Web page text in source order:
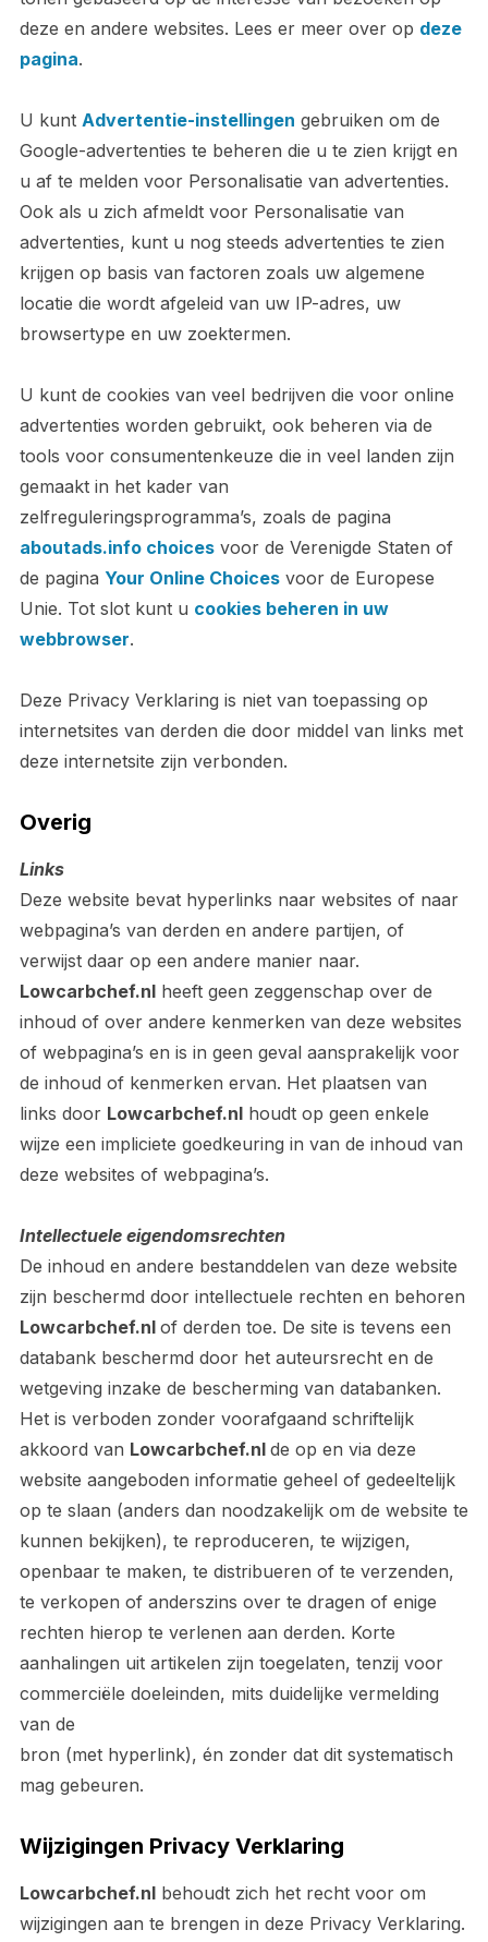
deze en andere websites. Lees er meer over op deze
pagina.
U kunt Advertentie-instellingen gebruiken om de
Google-advertenties te beheren die u te zien krijgt en
u af te melden voor Personalisatie van advertenties.
Ook als u zich afmeldt voor Personalisatie van
advertenties, kunt u nog steeds advertenties te zien
krijgen op basis van factoren zoals uw algemene
locatie die wordt afgeleid van uw IP-adres, uw
browsertype en uw zoektermen.
U kunt de cookies van veel bedrijven die voor online
advertenties worden gebruikt, ook beheren via de
tools voor consumentenkeuze die in veel landen zijn
gemaakt in het kader van
zelfreguleringsprogramma’s, zoals de pagina
aboutads.info choicesvoor de Verenigde Staten of
de pagina Your Online Choicesvoor de Europese
Unie. Tot slot kunt u cookies beheren in uw
webbrowser.
Deze Privacy Verklaring is niet van toepassing op
internetsites van derden die door middel van links met
deze internetsite zijn verbonden.
Overig
Links
Deze website bevat hyperlinks naar websites of naar
webpagina’s van derden en andere partijen, of
verwijst daar op een andere manier naar.
Lowcarbchef.nlheeft geen zeggenschap over de
inhoud of over andere kenmerken van deze websites
of webpagina’s en is in geen geval aansprakelijk voor
de inhoud of kenmerken ervan. Het plaatsen van
links door Lowcarbchef.nlhoudt op geen enkele
wijze een impliciete goedkeuring in van de inhoud van
deze websites of webpagina’s.
Intellectuele eigendomsrechten
De inhoud en andere bestanddelen van deze website
zijn beschermd door intellectuele rechten en behoren
Lowcarbchef.nl of derden toe. De site is tevens een
databank beschermd door het auteursrecht en de
wetgeving inzake de bescherming van databanken.
Het is verboden zonder voorafgaand schriftelijk
akkoord van Lowcarbchef.nl de op en via deze
website aangeboden informatie geheel of gedeeltelijk
op te slaan (anders dan noodzakelijk om de website te
kunnen bekijken), te reproduceren, te wijzigen,
openbaar te maken, te distribueren of te verzenden,
te verkopen of anderszins over te dragen of enige
rechten hierop te verlenen aan derden. Korte
aanhalingen uit artikelen zijn toegelaten, tenzij voor
commerciële doeleinden, mits duidelijke vermelding
van de
bron (met hyperlink), én zonder dat dit systematisch
mag gebeuren.
Wijzigingen Privacy Verklaring
Lowcarbchef.nlbehoudt zich het recht voor om
wijzigingen aan te brengen in deze Privacy Verklaring.